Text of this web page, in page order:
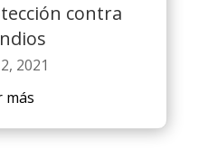
contra
2021
más